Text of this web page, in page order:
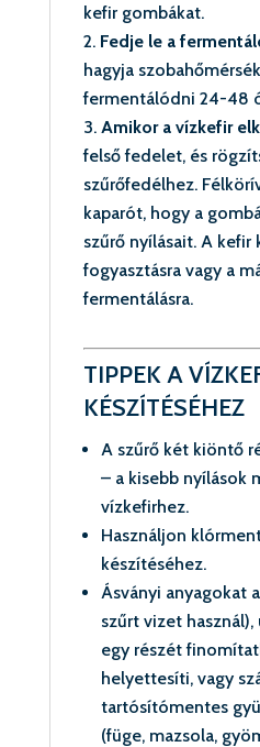
kefir gombákat.
Fedje le a
hagyja
fermentálódni 24-48
Amikor a vízkefir
felső fedelet, és
szűrőfedélhez.
kaparót, hogy a
szűrő nyílásait. A kefir
fogyasztásra vagy a
fermentálásra.
TIPPEK A
KÉSZÍTÉSÉHEZ
A szűrő két kiöntő
– a kisebb nyílások
vízkefirhez.
Használjon
készítéséhez.
Ásványi anyagokat
szűrt vizet
egy részét
helyettesíti, vagy
tartósítómentes
(füge, mazsola,